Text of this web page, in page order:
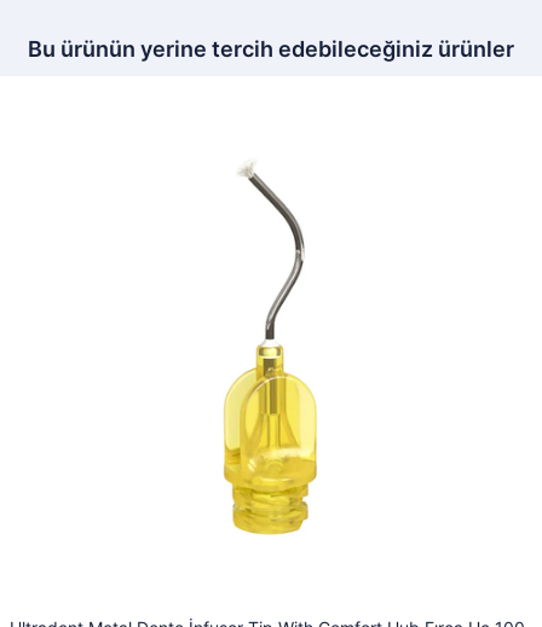
Bu ürünün yerine tercih edebileceğiniz ürünler